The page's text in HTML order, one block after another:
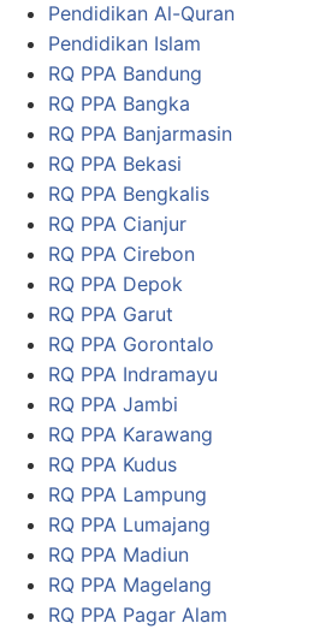
Pendidikan Al-Quran
Pendidikan Islam
RQ PPA Bandung
RQ PPA Bangka
RQ PPA Banjarmasin
RQ PPA Bekasi
RQ PPA Bengkalis
RQ PPA Cianjur
RQ PPA Cirebon
RQ PPA Depok
RQ PPA Garut
RQ PPA Gorontalo
RQ PPA Indramayu
RQ PPA Jambi
RQ PPA Karawang
RQ PPA Kudus
RQ PPA Lampung
RQ PPA Lumajang
RQ PPA Madiun
RQ PPA Magelang
RQ PPA Pagar Alam